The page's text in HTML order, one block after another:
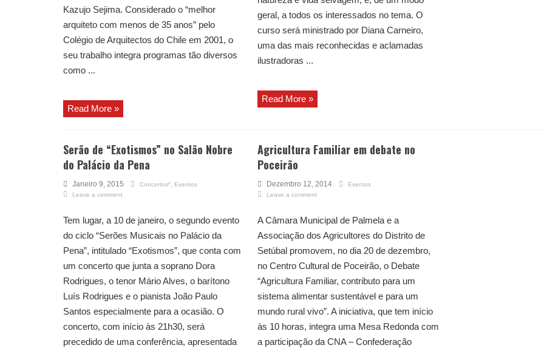
Kazujo Sejima. Considerado o “melhor
arquiteto com menos de 35 anos” pelo
Colégio de Arquitectos do Chile em 2001, o
seu trabalho integra programas tão diversos
como ...
Read More »
geral, a todos os interessados no tema. O
curso será ministrado por Diana Carneiro,
uma das mais reconhecidas e aclamadas
ilustradoras ...
Read More »
Serão de “Exotismos” no Salão Nobre
do Palácio da Pena
Janeiro 9, 2015 Concertos*
Eventos
Leave a comment
Tem lugar, a 10 de janeiro, o segundo evento
do ciclo “Serões Musicais no Palácio da
Pena”, intitulado “Exotismos”, que conta com
um concerto que junta a soprano Dora
Rodrigues, o tenor Mário Alves, o barítono
Luís Rodrigues e o pianista João Paulo
Santos especialmente para a ocasião. O
concerto, com início às 21h30, será
precedido de uma conferência, apresentada
Agricultura Familiar em debate no
Poceirão
Dezembro 12, 2014
Eventos
Leave a comment
A Câmara Municipal de Palmela e a
Associação dos Agricultores do Distrito de
Setúbal promovem, no dia 20 de dezembro,
no Centro Cultural de Poceirão, o Debate
“Agricultura Familiar, contributo para um
sistema alimentar sustentável e para um
mundo rural vivo”. A iniciativa, que tem início
às 10 horas, integra uma Mesa Redonda com
a participação da CNA – Confederação